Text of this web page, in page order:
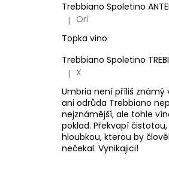
Hodnocení produktu je 5
| Ori
Topka vino
Trebbiano Spoletino
Hodnocení produktu je 5
| X
Umbria není příliš známý
ani odrůda Trebbiano
nejznámější, ale tohle
poklad. Překvapí
hloubkou, kterou by
nečekal. Vynikajici!